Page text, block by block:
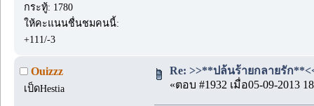
กระทู้: 1780
ให้คะแนนชื่นชมคนนี้:
+111/-3
Ouizzz
เป็ดHestia
Re: >>**ปล้นร้ายกลายรัก
«ตอบ #1932 เมื่อ05-09-2013